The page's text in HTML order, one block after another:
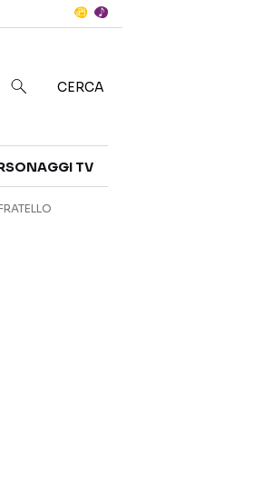
CERCA
TV